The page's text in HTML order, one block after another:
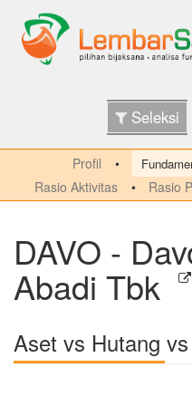
Seleksi
Profil
Rasio Aktivitas
Rasio
DAVO -
Abadi Tbk
Aset vs Hutang